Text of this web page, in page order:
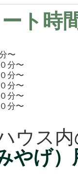
ト時
〜
分〜
分〜
分〜
分〜
分〜
ス内
やげ